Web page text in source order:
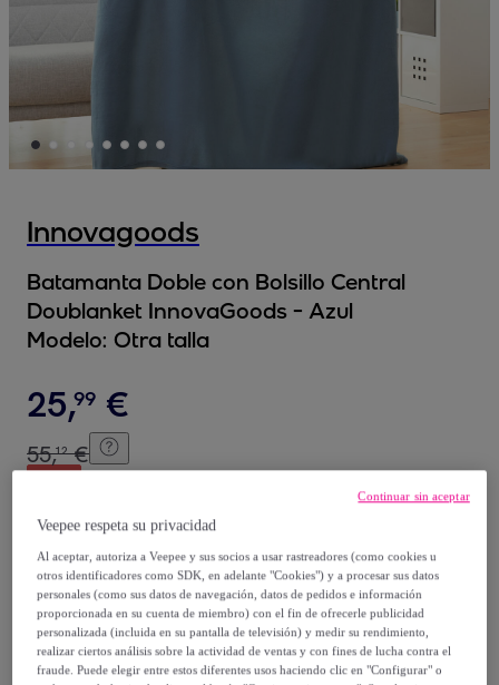
Innovagoods
Batamanta Doble con Bolsillo Central
Doublanket InnovaGoods - Azul
Modelo: Otra talla
25,99 €
55,12 €
-52%
Vendido porInnovaGoods
Entrega
Veepee respeta su privacidad
Al aceptar, autoriza a Veepee y sus socios a usar rastreadores (como cookies u
otros identificadores como SDK, en adelante "Cookies") y a procesar sus datos
personales (como sus datos de navegación, datos de pedidos e información
proporcionada en su cuenta de miembro) con el fin de ofrecerle publicidad
personalizada (incluida en su pantalla de televisión) y medir su rendimiento,
realizar ciertos análisis sobre la actividad de ventas y con fines de lucha contra el
fraude. Puede elegir entre estos diferentes usos haciendo clic en "Configurar" o
Continuar sin aceptar